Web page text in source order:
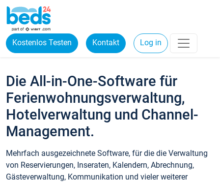
Kostenlos Testen Kontakt Log in
Die All-in-One-Software für
Ferienwohnungsverwaltung,
Hotelverwaltung und Channel-
Management.
Mehrfach ausgezeichnete Software, für die die Verwaltung
von Reservierungen, Inseraten, Kalendern, Abrechnung,
Gästeverwaltung, Kommunikation und vieler weiterer